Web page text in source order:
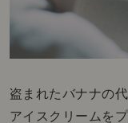
盗まれたバナナの
アイスクリームを